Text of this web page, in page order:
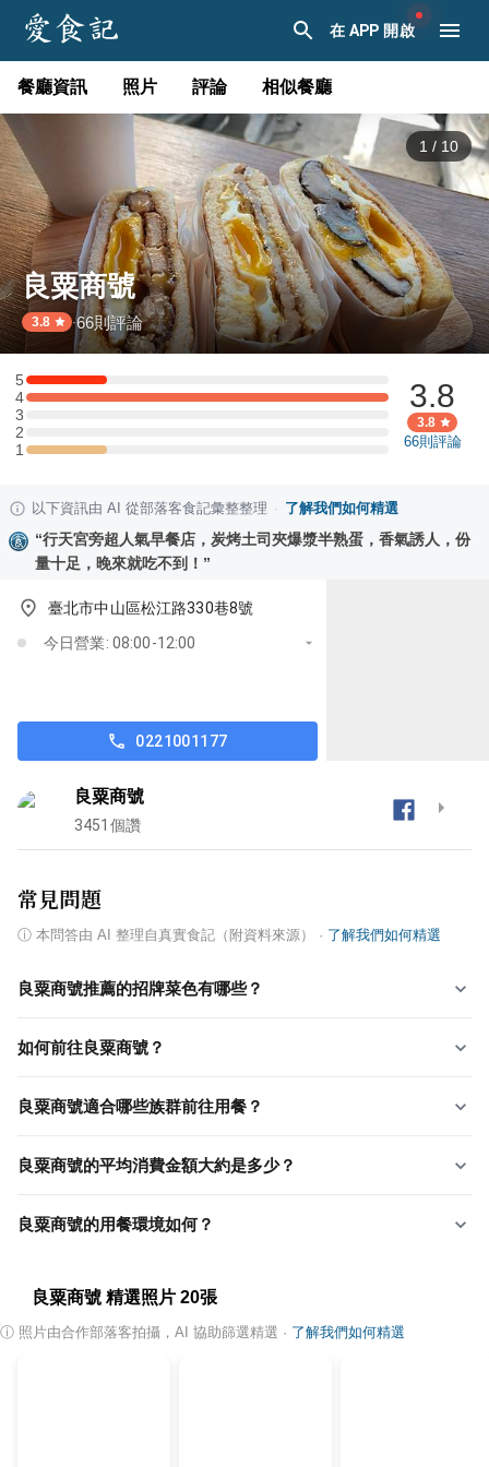
在 APP 開啟
餐廳資訊 照片 評論 相似餐廳
1 / 10
良粟商號
3.8 ·66則評論
5
5 星：2 則評論
4
4 星：9 則評論
3
3 星：0 則評論
2
2 星：0 則評論
11 星：2 則評論
3.8
3.8
66則評論
以下資訊由 AI 從部落客食記彙整整理 · 了解我們如何精選
“行天宮旁超人氣早餐店，炭烤土司夾爆漿半熟蛋，香氣誘人，份
量十足，晚來就吃不到！ ”
臺北市中山區松江路330巷8號
今日營業: 08:00-12:00
0221001177
良粟商號
3451 個讚
常見問題
ⓘ 本問答由 AI 整理自真實食記（附資料來源） · 了解我們如何精選
良粟商號推薦的招牌菜色有哪些？
如何前往良粟商號？
良粟商號適合哪些族群前往用餐？
良粟商號的平均消費金額大約是多少？
良粟商號的用餐環境如何？
良粟商號 精選照片 20張
ⓘ 照片由合作部落客拍攝，AI 協助篩選精選 · 了解我們如何精選